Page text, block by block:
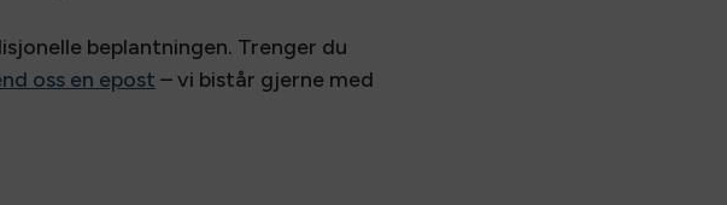
beplantningen. Trenger du
oss en epost – vi bistår gjerne med